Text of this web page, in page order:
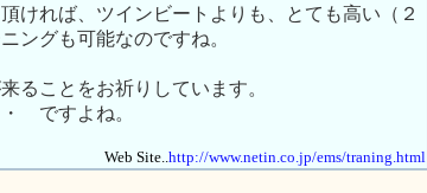
ければ、ツインビートよりも、とても高い（２
ングも可能なのですね。
ることをお祈りしています。
ですよね。
Web Site..http://www.netin.co.jp/ems/traning.html